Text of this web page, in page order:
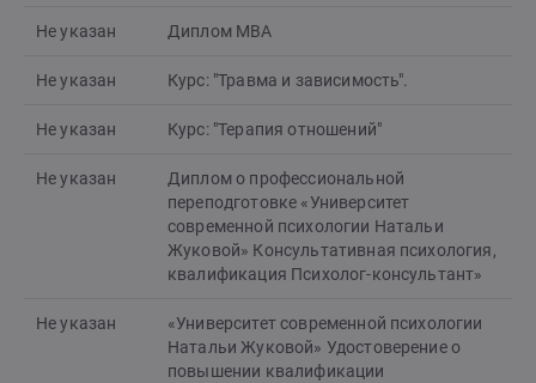
Не указан Диплом MBA
Не указан Курс: "Травма и зависимость".
Не указан Курс: "Терапия отношений"
Не указан
Диплом о профессиональной
переподготовке «Университет
современной психологии Натальи
Жуковой» Консультативная психология,
квалификация Психолог-консультант»
Не указан
«Университет современной психологии
Натальи Жуковой» Удостоверение о
повышении квалификации